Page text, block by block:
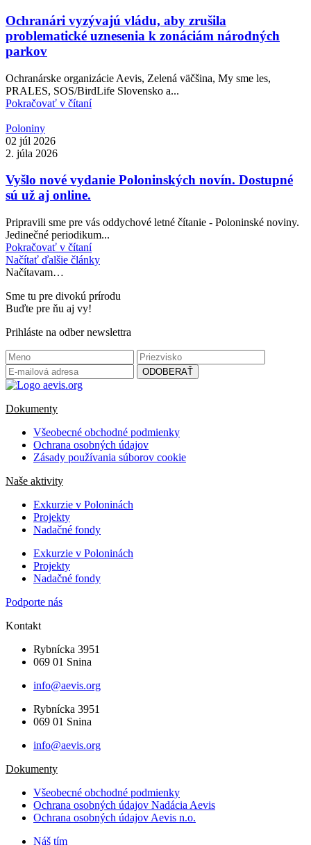
Ochranári vyzývajú vládu, aby zrušila
problematické uznesenia k zonáciám národných
parkov
Ochranárske organizácie Aevis, Zelená väčšina, My sme les,
PRALES, SOS/BirdLife Slovensko a...
Pokračovať v čítaní
Poloniny
02 júl 2026
2. júla 2026
Vyšlo nové vydanie Poloninských novín. Dostupné
sú už aj online.
Pripravili sme pre vás oddychové letné čítanie - Poloninské noviny.
Jedinečné periodikum...
Pokračovať v čítaní
Načítať ďalšie články
Načítavam…
Sme tu pre divokú prírodu
Buďte pre ňu aj vy!
Prihláste na odber newslettra
Dokumenty
Všeobecné obchodné podmienky
Ochrana osobných údajov
Zásady používania súborov cookie
Naše aktivity
Exkurzie v Poloninách
Projekty
Nadačné fondy
Exkurzie v Poloninách
Projekty
Nadačné fondy
Podporte nás
Kontakt
Rybnícka 3951
069 01 Snina
info@aevis.org
Rybnícka 3951
069 01 Snina
info@aevis.org
Dokumenty
Všeobecné obchodné podmienky
Ochrana osobných údajov Nadácia Aevis
Ochrana osobných údajov Aevis n.o.
Náš tím